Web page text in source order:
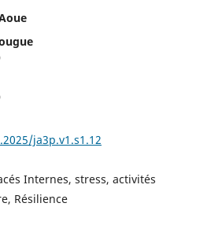
ja3p.v1.s1.12
Internes, stress, activités
Résilience